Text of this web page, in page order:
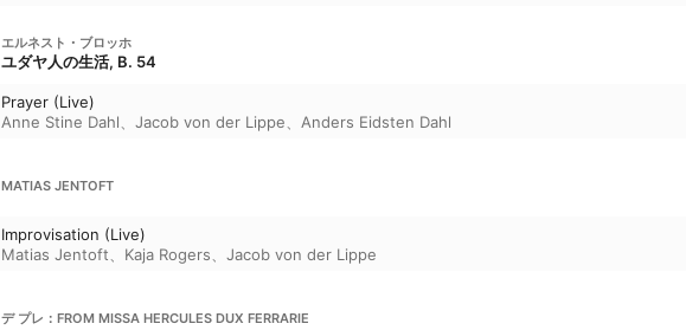
エルネスト・ブロッホ
ユダヤ人の生活, B. 54
Prayer (Live)
Anne Stine Dahl
Jacob von der Lippe Anders Eidsten Dahl
MATIAS JENTOFT
Improvisation (Live)
Matias Jentoft
Kaja Rogers Jacob von der Lippe
デ プレ：FROM MISSA HERCULES DUX FERRARIE